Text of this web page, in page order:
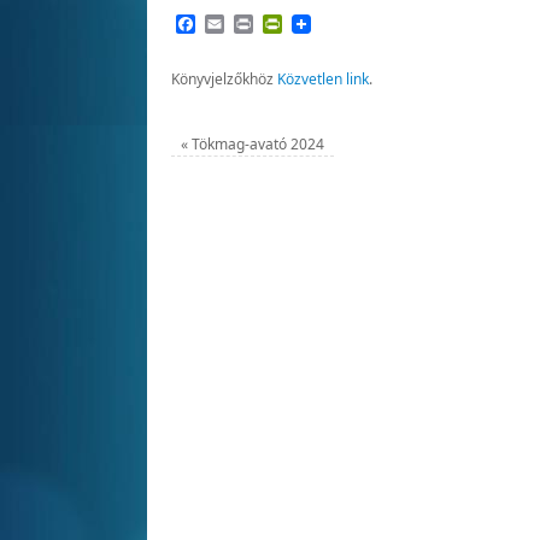
Facebook
EmailPrintPrintFriendly
Könyvjelzőkhöz Közvetlen link.
«Tökmag-avató 2024